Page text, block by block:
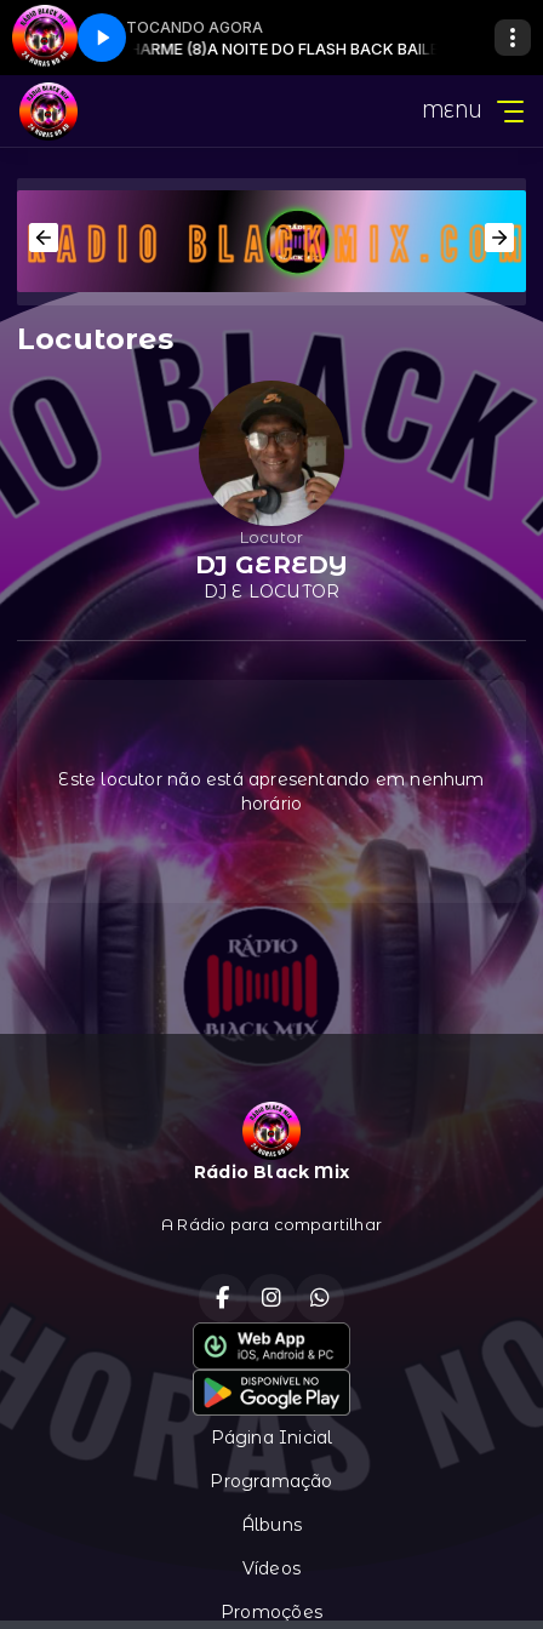
TOCANDO AGORA
BACK BAILE CHARME (8)A NOITE DO FLASH BACK BAILE CHARME (8)
MENU
Locutores
Locutor
DJ GEREDY
DJ E LOCUTOR
Este locutor não está apresentando em nenhum
horário
Rádio Black Mix
A Rádio para compartilhar
Página Inicial
Programação
Álbuns
Vídeos
Promoções